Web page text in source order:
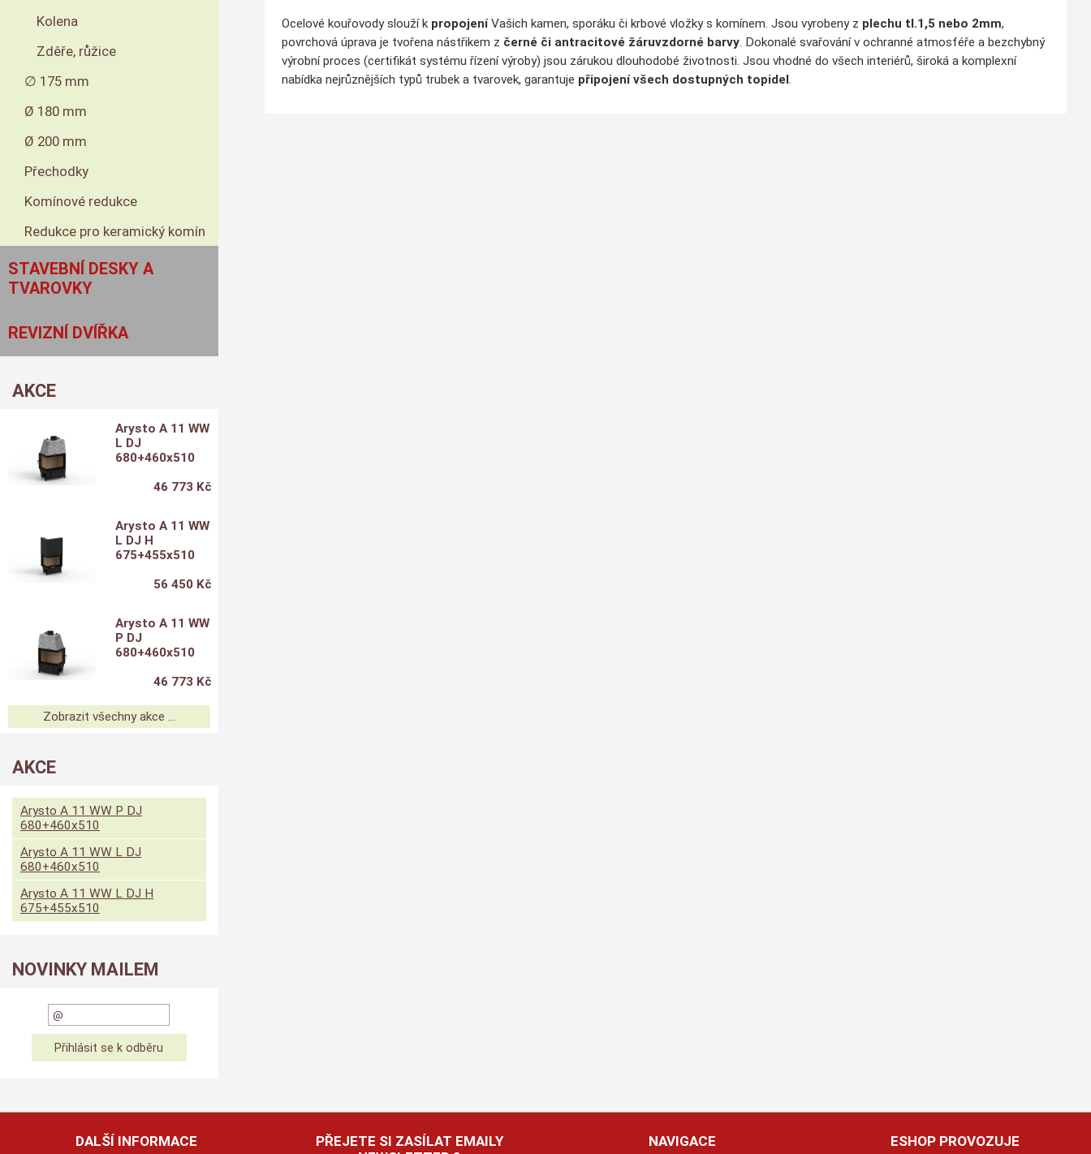
Ocelové kouřovody slouží kpropojeníVašich kamen, sporáku či krbové vložky s komínem. Jsou vyrobeny z plechu tl.1,5 nebo 2mm,
povrchová úprava je tvořena nástřikem z černé či antracitové žáruvzdorné barvy. Dokonalé svařování v ochranné atmosféře a bezchybný
výrobní proces (certifikát systému řízení výroby) jsou zárukou dlouhodobé životnosti. Jsou vhodné do všech interiérů, široká a komplexní
nabídka nejrůznějších typů trubek a tvarovek, garantuje připojení všech dostupných topidel.
Kolena
Zděře, růžice
∅ 175 mm
Ø 180 mm
Ø 200 mm
Přechodky
Komínové redukce
Redukce pro keramický komín
STAVEBNÍ DESKY A
TVAROVKY
REVIZNÍ DVÍŘKA
AKCE
Arysto A 11 WW
L DJ
680+460x510
46 773 Kč
Arysto A 11 WW
L DJ H
675+455x510
56 450 Kč
Arysto A 11 WW
P DJ
680+460x510
46 773 Kč
Zobrazit všechny akce ...
AKCE
Arysto A 11 WW P DJ
680+460x510
Arysto A 11 WW L DJ
680+460x510
Arysto A 11 WW L DJ H
675+455x510
NOVINKY MAILEM
DALŠÍ INFORMACE
PŘEJETE SI ZASÍLAT EMAILY
NAVIGACE ESHOP PROVOZUJE